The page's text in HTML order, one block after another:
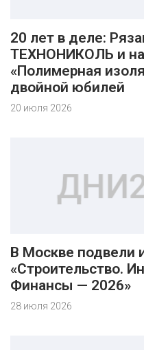
20 лет в деле:
ТЕХНОНИКОЛЬ и
«Полимерная
двойной юбилей
20 июля 2026
В Москве подвели
«Строительство.
Финансы — 2026»
28 июля 2026